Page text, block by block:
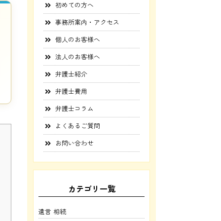
初めての方へ
事務所案内・アクセス
個人のお客様へ
法人のお客様へ
弁護士紹介
弁護士費用
弁護士コラム
よくあるご質問
お問い合わせ
カテゴリ一覧
遺言 相続